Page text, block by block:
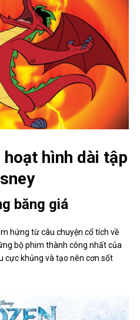
hình dài tập
băng giá
hứng từ câu chuyện cổ tích về
bộ phim thành công nhất của
cực khủng và tạo nên cơn sốt